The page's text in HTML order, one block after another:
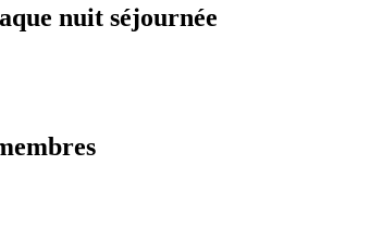
nuit séjournée